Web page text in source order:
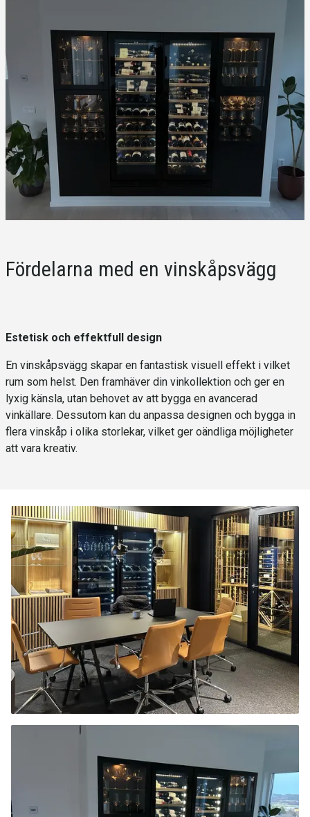
Fördelarna med en vinskåpsvägg
Estetisk och effektfull design
En vinskåpsvägg skapar en fantastisk visuell effekt i vilket
rum som helst. Den framhäver din vinkollektion och ger en
lyxig känsla, utan behovet av att bygga en avancerad
vinkällare. Dessutom kan du anpassa designen och bygga in
flera vinskåp i olika storlekar, vilket ger oändliga möjligheter
att vara kreativ.